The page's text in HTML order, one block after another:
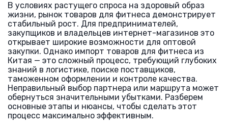
В условиях растущего спроса на здоровый образ
жизни, рынок товаров для фитнеса демонстрирует
стабильный рост. Для предпринимателей,
закупщиков и владельцев интернет-магазинов это
открывает широкие возможности для оптовой
закупки. Однако импорт товаров для фитнеса из
Китая — это сложный процесс, требующий глубоких
знаний в логистике, поиске поставщиков,
таможенном оформлении и контроле качества.
Неправильный выбор партнера или маршрута может
обернуться значительными убытками. Разберем
основные этапы и нюансы, чтобы сделать этот
процесс максимально эффективным.